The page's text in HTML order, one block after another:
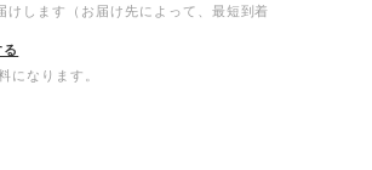
します（お届け先によって、最短到着
なります。